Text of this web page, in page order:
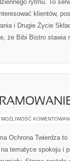
rytmu. To
klientów,
i Drugie Życie
że Bibi Bistro stawia
MOŻLIWOŚĆ
Ochrona Twierdza
tematyce spokoju i